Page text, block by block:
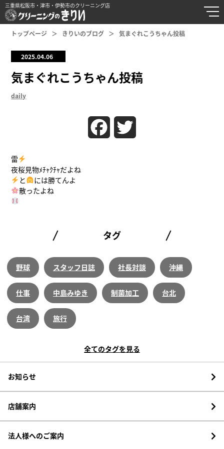
三重県松阪市・津市・伊勢市のクリーニング店
トップページ きりいのブログ 気まぐれこうちゃん投稿
2025.04.06
気まぐれこうちゃん投稿
daily
Facebook
雷
夜桜見物ﾒﾁｬｸﾁｬだよね
と
には勝てんよ
散ったよね
タグ
野球 スタッフ日誌 社長対談 沖縄
仕事 中島みゆき 制菌加工 台北
台湾 旅行
全てのタグを見る
お知らせ
店舗案内
法人様へのご案内